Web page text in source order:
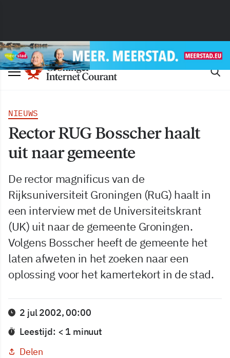
NIEUWS
Rector RUG Bosscher haalt
uit naar gemeente
De rector magnificus van de
Rijksuniversiteit Groningen (RuG) haalt in
een interview met de Universiteitskrant
(UK) uit naar de gemeente Groningen.
Volgens Bosscher heeft de gemeente het
laten afweten in het zoeken naar een
oplossing voor het kamertekort in de stad.
2 jul 2002, 00:00
Leestijd: < 1 minuut
Delen